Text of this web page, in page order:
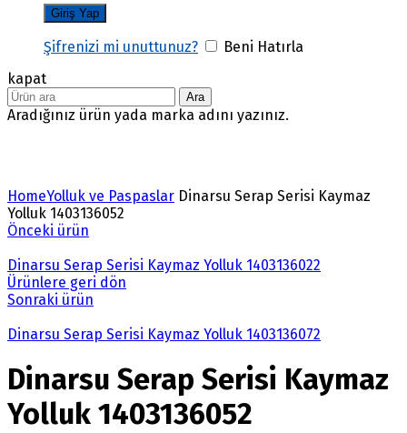
Şifrenizi mi unuttunuz?
Beni Hatırla
kapat
Ara
Aradığınız ürün yada marka adını yazınız.
HomeYolluk ve Paspaslar Dinarsu Serap Serisi Kaymaz
Yolluk 1403136052
Önceki ürün
Dinarsu Serap Serisi Kaymaz Yolluk 1403136022
Ürünlere geri dön
Sonraki ürün
Dinarsu Serap Serisi Kaymaz Yolluk 1403136072
Dinarsu Serap Serisi Kaymaz
Yolluk 1403136052